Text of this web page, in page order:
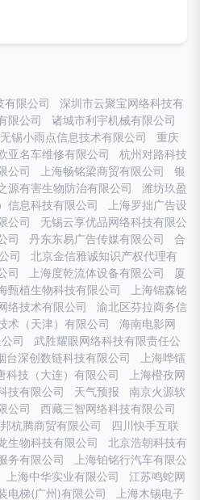
有限公司
深圳市云聚宝网络科技有
限公司
诸城市利宇机械有限公司
无锡小雨点信息技术有限公司
重庆
亚名车维修有限公司
杭州对路科技
公司 上海畅铭梁商贸有限公司
银
源有害生物防治有限公司
潍坊玖盈
信息科技有限公司
上海罗拙广告设
公司
无锡云享优品网络科技有限公
司 丹东东易广告传媒有限公司
合
司
北京金信雅诚知识产权代理有
司 上海度乾流体设备有限公司
厦
甄植生物科技有限公司
上海锦森铭
络技术有限公司
渝北区芬拉商务信
术（天津）有限公司
海南电影网
司
武胜耀眼网络科技有限责任公
台深创数链科技有限公司
上海哗镭
科技（大连）有限公司
上海橙孜网
技有限公司 天气预报
南京火源软
公司
西藏三智网络科技有限公司
邦杭腾商贸有限公司
四川快手互联
生物科技有限公司
北京浩朝科技有
务有限公司
上海铂铭行汽车有限公
上海中华实业有限公司
江苏鸣蛇网
电梯(广州)有限公司 上海木锡电子